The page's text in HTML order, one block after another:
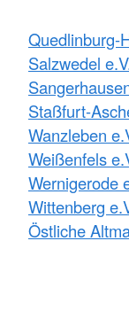
Quedlinburg-
Salzwedel
Staßfurt-
Wanzleben
Weißenfels
Wernigerode
Wittenberg
Östliche